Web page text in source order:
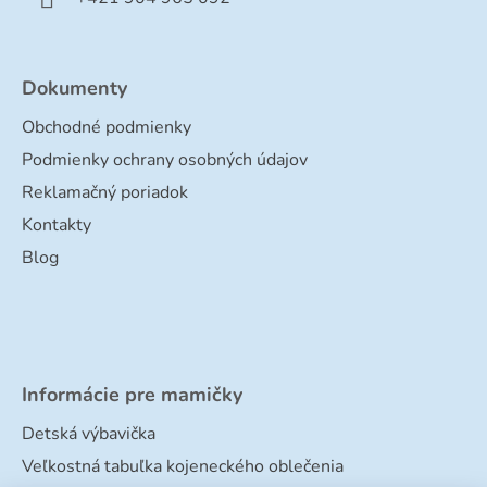
Dokumenty
Obchodné podmienky
Podmienky ochrany osobných údajov
Reklamačný poriadok
Kontakty
Blog
Informácie pre mamičky
Detská výbavička
Veľkostná tabuľka kojeneckého oblečenia